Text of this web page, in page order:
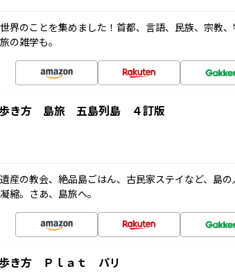
界のことを集めました！首都、言語、民族、宗教
の雑学も。
き方 島旅 五島列島 ４訂版
産の教会、絶品島ごはん、古民家ステイなど、島
縮。さあ、島旅へ。
き方 Ｐｌａｔ パリ